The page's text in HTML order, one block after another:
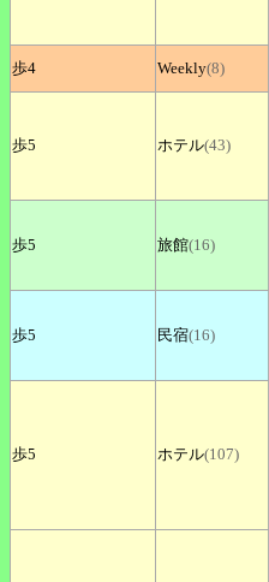
歩4 Weekly(8)
歩5 ホテル(43)
歩5 旅館(16)
歩5 民宿(16)
歩5 ホテル(107)